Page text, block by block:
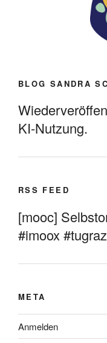
BLOG SANDRA
KI-Nutzung.
RSS FEED
[mooc]
#imoox
META
Anmelden